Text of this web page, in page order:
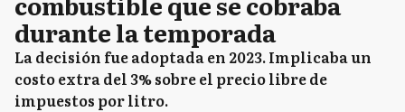
durante la temporada
La decisión fue adoptada en 2023. Implicaba un
costo extra del 3% sobre el precio libre de
impuestos por litro.